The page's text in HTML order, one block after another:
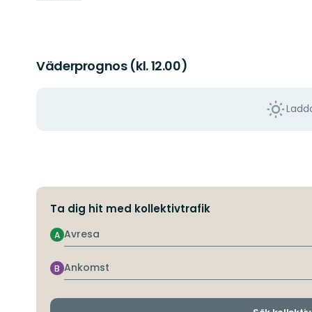
Väderprognos (kl. 12.00)
Ta dig hit med kollektivtrafik
Avresa
A
Ankomst
B